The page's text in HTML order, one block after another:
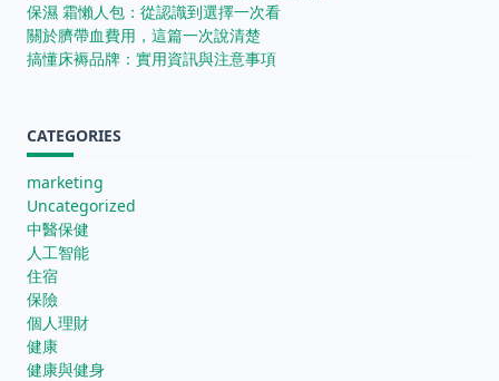
保濕 霜懶人包：從認識到選擇一次看
關於臍帶血費用，這篇一次說清楚
搞懂床褥品牌：實用資訊與注意事項
CATEGORIES
marketing
Uncategorized
中醫保健
人工智能
住宿
保險
個人理財
健康
健康與健身